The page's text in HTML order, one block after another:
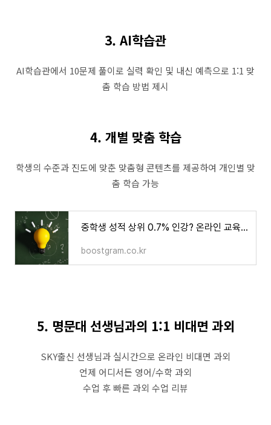
3. AI학습관
AI학습관에서 10문제 풀이로 실력 확인 및 내신 예측으로 1:1 맞
춤 학습 방법 제시
4. 개별 맞춤 학습
학생의 수준과 진도에 맞춘 맞춤형 콘텐츠를 제공하여 개인별 맞
춤 학습 가능
중학생 성적 상위 0.7% 인강? 온라인 교육 스마트올 중학 | 부스트그램
boostgram.co.kr
5. 명문대 선생님과의 1:1 비대면 과외
SKY출신 선생님과 실시간으로 온라인 비대면 과외
언제 어디서든 영어/수학 과외
수업 후 빠른 과외 수업 리뷰